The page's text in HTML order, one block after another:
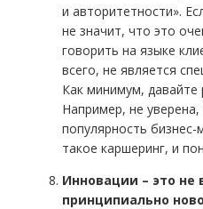
и авторитетности».
не значит, что это
говорить на языке
всего, не является
Как минимум,
Например, не
популярность
такое каршеринг, и
Инновации – это не
принципиально